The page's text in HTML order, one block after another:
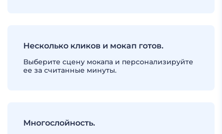
Несколько кликов и мокап готов.
Выберите сцену мокапа и персонализируйте
ее за считанные минуты.
Многослойность.